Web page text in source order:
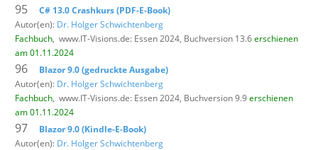
95
C# 13.0 Crashkurs (PDF-E-Book)
Autor(en): Dr. Holger Schwichtenberg
Fachbuch, www.IT-Visions.de: Essen 2024, Buchversion 13.6erschienen
am 01.11.2024
96
Blazor 9.0 (gedruckte Ausgabe)
Autor(en): Dr. Holger Schwichtenberg
Fachbuch, www.IT-Visions.de: Essen 2024, Buchversion 9.9erschienen
am 01.11.2024
97
Blazor 9.0 (Kindle-E-Book)
Autor(en): Dr. Holger Schwichtenberg